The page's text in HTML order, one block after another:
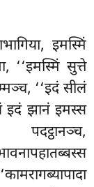
इमस्मिं
‘‘इमस्मिं सुत्ते
‘‘इदं सीलं
इदं झानं इमस्स
पदट्ठानञ्च,